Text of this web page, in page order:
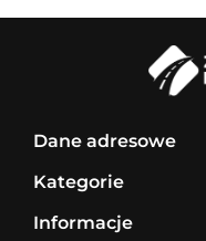
Dane adresowe
Kategorie
Informacje